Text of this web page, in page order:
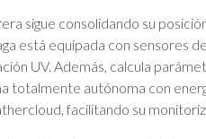
sigue consolidando su
está equipada con sensores
UV. Además, calcula
totalmente autónoma con
facilitando su